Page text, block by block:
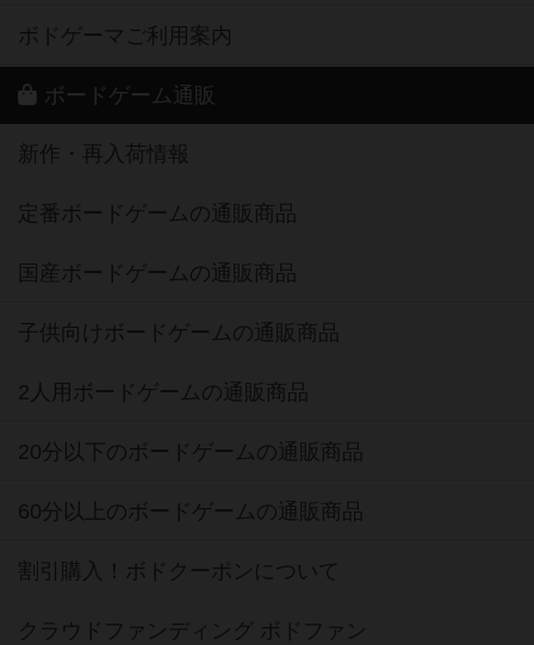
ボドゲーマご利用案内
ボードゲーム通販
新作・再入荷情報
定番ボードゲームの通販商品
国産ボードゲームの通販商品
子供向けボードゲームの通販商品
2人用ボードゲームの通販商品
20分以下のボードゲームの通販商品
60分以上のボードゲームの通販商品
割引購入！ボドクーポンについて
クラウドファンディング ボドファン